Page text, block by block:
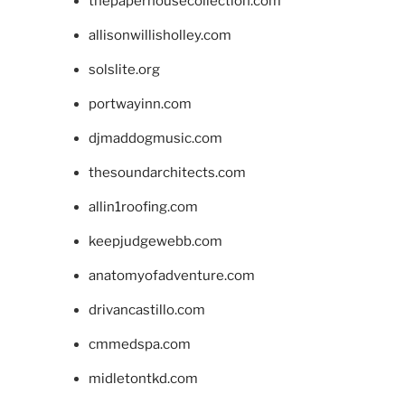
allisonwillisholley.com
solslite.org
portwayinn.com
djmaddogmusic.com
thesoundarchitects.com
allin1roofing.com
keepjudgewebb.com
anatomyofadventure.com
drivancastillo.com
cmmedspa.com
midletontkd.com